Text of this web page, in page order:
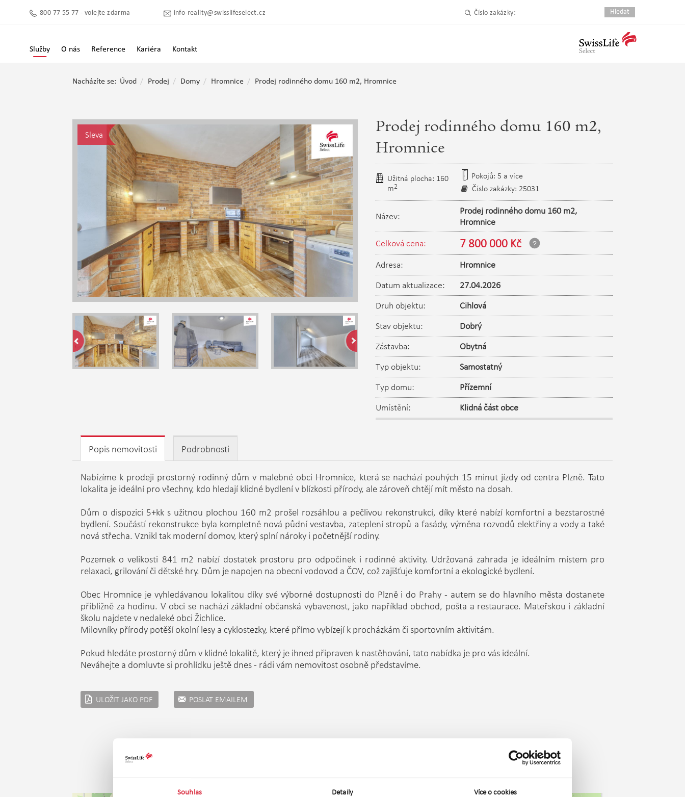
Souhlas Detaily Více o cookies
800 77 55 77 - volejte zdarma info-reality@swisslifeselect.cz Číslo zakázky:
Služby O nás Reference Kariéra Kontakt
Nacházíte se: Úvod Prodej Domy Hromnice Prodej rodinného domu 160 m2, Hromnice
Sleva
Prodej rodinného domu 160 m2,
Hromnice
Užitná plocha: 160
m2
Pokojů: 5 a více
Číslo zakázky: 25031
Název:
Prodej rodinného domu 160 m2,
Hromnice
Celková cena:
7 800 000 Kč
Adresa:
Hromnice
Datum aktualizace:
27.04.2026
Druh objektu:
Cihlová
Stav objektu:
Dobrý
Zástavba:
Obytná
Typ objektu:
Samostatný
Typ domu:
Přízemní
Umístění:
Klidná část obce
Popis nemovitosti Podrobnosti
Nabízíme k prodeji prostorný rodinný dům v malebné obci Hromnice, která se nachází pouhých 15 minut jízdy od centra Plzně. Tato
lokalita je ideální pro všechny, kdo hledají klidné bydlení v blízkosti přírody, ale zároveň chtějí mít město na dosah.
Dům o dispozici 5+kk s užitnou plochou 160 m2 prošel rozsáhlou a pečlivou rekonstrukcí, díky které nabízí komfortní a bezstarostné
bydlení. Součástí rekonstrukce byla kompletně nová půdní vestavba, zateplení stropů a fasády, výměna rozvodů elektřiny a vody a také
nová střecha. Vznikl tak moderní domov, který splní nároky i početnější rodiny.
Pozemek o velikosti 841 m2 nabízí dostatek prostoru pro odpočinek i rodinné aktivity. Udržovaná zahrada je ideálním místem pro
relaxaci, grilování či dětské hry. Dům je napojen na obecní vodovod a ČOV, což zajišťuje komfortní a ekologické bydlení.
Obec Hromnice je vyhledávanou lokalitou díky své výborné dostupnosti do Plzně i do Prahy - autem se do hlavního města dostanete
přibližně za hodinu. V obci se nachází základní občanská vybavenost, jako například obchod, pošta a restaurace. Mateřskou i základní
školu najdete v nedaleké obci Žichlice.
Milovníky přírody potěší okolní lesy a cyklostezky, které přímo vybízejí k procházkám či sportovním aktivitám.
Pokud hledáte prostorný dům v klidné lokalitě, který je ihned připraven k nastěhování, tato nabídka je pro vás ideální.
Neváhejte a domluvte si prohlídku ještě dnes - rádi vám nemovitost osobně představíme.
ULOŽIT JAKO PDF POSLAT EMAILEM